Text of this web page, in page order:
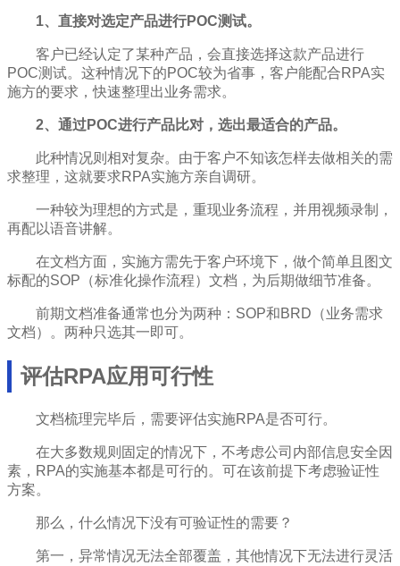
1、直接对选定产品进行POC测试。
客户已经认定了某种产品，会直接选择这款产品进行
POC测试。这种情况下的POC较为省事，客户能配合RPA实
施方的要求，快速整理出业务需求。
2、通过POC进行产品比对，选出最适合的产品。
此种情况则相对复杂。由于客户不知该怎样去做相关的需
求整理，这就要求RPA实施方亲自调研。
一种较为理想的方式是，重现业务流程，并用视频录制，
再配以语音讲解。
在文档方面，实施方需先于客户环境下，做个简单且图文
标配的SOP（标准化操作流程）文档，为后期做细节准备。
前期文档准备通常也分为两种：SOP和BRD（业务需求
文档）。两种只选其一即可。
评估RPA应用可行性
文档梳理完毕后，需要评估实施RPA是否可行。
在大多数规则固定的情况下，不考虑公司内部信息安全因
素，RPA的实施基本都是可行的。可在该前提下考虑验证性
方案。
那么，什么情况下没有可验证性的需要？
第一，异常情况无法全部覆盖，其他情况下无法进行灵活